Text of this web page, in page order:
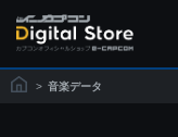
> 音楽データ